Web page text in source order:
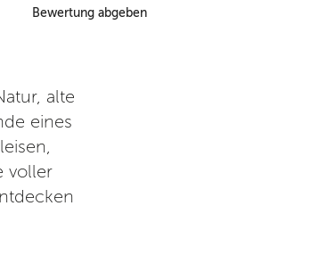
Bewertung abgeben
alte
eines
voller